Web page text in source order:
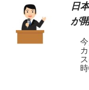
日
が
時